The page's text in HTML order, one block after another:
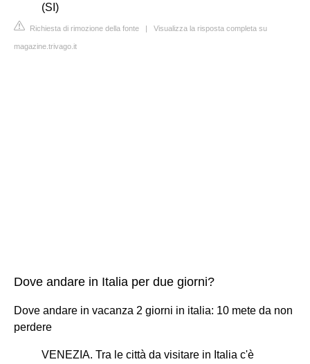
(SI)
Richiesta di rimozione della fonte | Visualizza la risposta completa su
magazine.trivago.it
Dove andare in Italia per due giorni?
Dove andare in vacanza 2 giorni in italia: 10 mete da non
perdere
VENEZIA. Tra le città da visitare in Italia c'è